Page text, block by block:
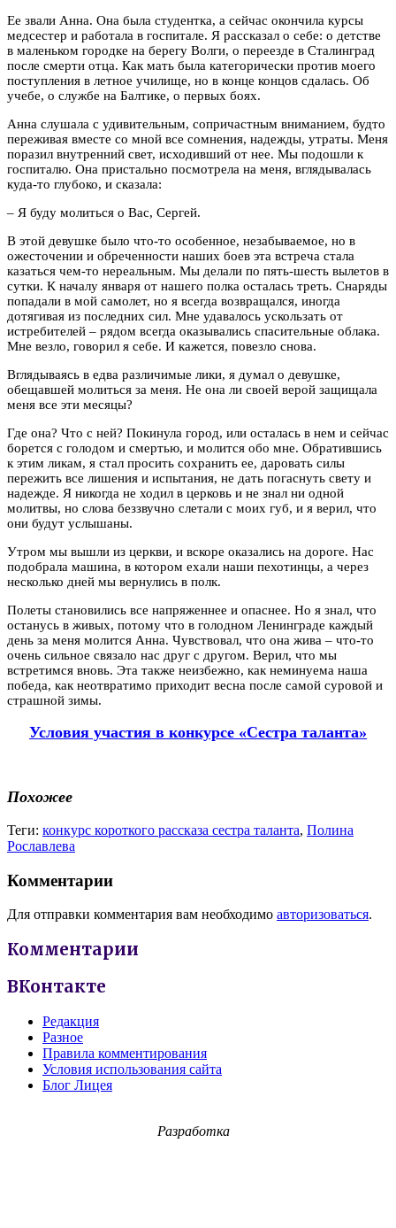
Ее звали Анна. Она была студентка, а сейчас окончила курсы
медсестер и работала в госпитале. Я рассказал о себе: о детстве
в маленьком городке на берегу Волги, о переезде в Сталинград
после смерти отца. Как мать была категорически против моего
поступления в летное училище, но в конце концов сдалась. Об
учебе, о службе на Балтике, о первых боях.
Анна слушала с удивительным, сопричастным вниманием, будто
переживая вместе со мной все сомнения, надежды, утраты. Меня
поразил внутренний свет, исходивший от нее. Мы подошли к
госпиталю. Она пристально посмотрела на меня, вглядывалась
куда-то глубоко, и сказала:
– Я буду молиться о Вас, Сергей.
В этой девушке было что-то особенное, незабываемое, но в
ожесточении и обреченности наших боев эта встреча стала
казаться чем-то нереальным. Мы делали по пять-шесть вылетов в
сутки. К началу января от нашего полка осталась треть. Снаряды
попадали в мой самолет, но я всегда возвращался, иногда
дотягивая из последних сил. Мне удавалось ускользать от
истребителей – рядом всегда оказывались спасительные облака.
Мне везло, говорил я себе. И кажется, повезло снова.
Вглядываясь в едва различимые лики, я думал о девушке,
обещавшей молиться за меня. Не она ли своей верой защищала
меня все эти месяцы?
Где она? Что с ней? Покинула город, или осталась в нем и сейчас
борется с голодом и смертью, и молится обо мне. Обратившись
к этим ликам, я стал просить сохранить ее, даровать силы
пережить все лишения и испытания, не дать погаснуть свету и
надежде. Я никогда не ходил в церковь и не знал ни одной
молитвы, но слова беззвучно слетали с моих губ, и я верил, что
они будут услышаны.
Утром мы вышли из церкви, и вскоре оказались на дороге. Нас
подобрала машина, в котором ехали наши пехотинцы, а через
несколько дней мы вернулись в полк.
Полеты становились все напряженнее и опаснее. Но я знал, что
останусь в живых, потому что в голодном Ленинграде каждый
день за меня молится Анна. Чувствовал, что она жива – что-то
очень сильное связало нас друг с другом. Верил, что мы
встретимся вновь. Эта также неизбежно, как неминуема наша
победа, как неотвратимо приходит весна после самой суровой и
страшной зимы.
Условия участия в конкурсе «Сестра таланта»
Похожее
Теги: конкурс короткого рассказа сестра таланта, Полина
Рославлева
Комментарии
Для отправки комментария вам необходимо авторизоваться.
Комментарии
ВКонтакте
Редакция
Разное
Правила комментирования
Условия использования сайта
Блог Лицея
Разработка